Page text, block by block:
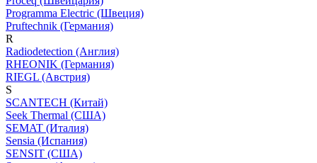
Programma Electric (Швеция)
Pruftechnik (Германия)
R
Radiodetection (Англия)
RHEONIK (Германия)
RIEGL (Австрия)
S
SCANTECH (Китай)
Seek Thermal (США)
SEMAT (Италия)
Sensia (Испания)
SENSIT (США)